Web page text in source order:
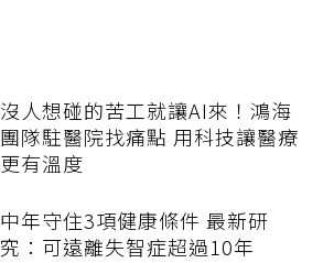
沒人想碰的苦工就讓AI來！鴻海
團隊駐醫院找痛點 用科技讓醫療
更有溫度
中年守住3項健康條件 最新研
究：可遠離失智症超過10年